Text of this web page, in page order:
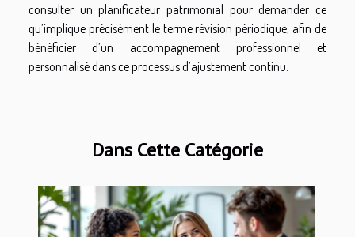
consulter un planificateur patrimonial pour demander ce
qu’implique précisément le terme révision périodique, afin de
bénéficier d’un accompagnement professionnel et
personnalisé dans ce processus d’ajustement continu.
Dans Cette Catégorie